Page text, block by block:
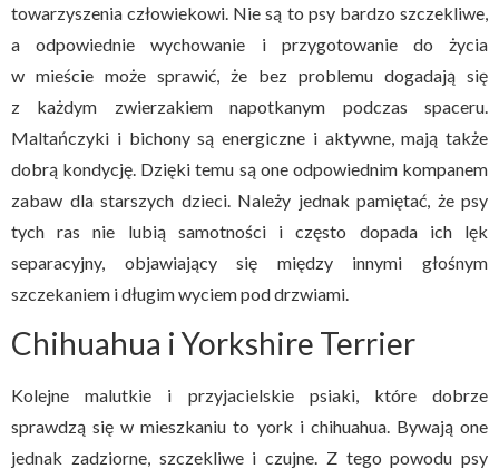
towarzyszenia człowiekowi. Nie są to psy bardzo szczekliwe,
a odpowiednie wychowanie i przygotowanie do życia
w mieście może sprawić, że bez problemu dogadają się
z każdym zwierzakiem napotkanym podczas spaceru.
Maltańczyki i bichony są energiczne i aktywne, mają także
dobrą kondycję. Dzięki temu są one odpowiednim kompanem
zabaw dla starszych dzieci. Należy jednak pamiętać, że psy
tych ras nie lubią samotności i często dopada ich lęk
separacyjny, objawiający się między innymi głośnym
szczekaniem i długim wyciem pod drzwiami.
Chihuahua i Yorkshire Terrier
Kolejne malutkie i przyjacielskie psiaki, które dobrze
sprawdzą się w mieszkaniu to york i chihuahua. Bywają one
jednak zadziorne, szczekliwe i czujne. Z tego powodu psy